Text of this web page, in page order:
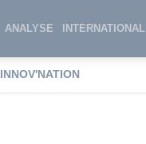
ANALYSE INTERNATIONAL
INNOV'NATION